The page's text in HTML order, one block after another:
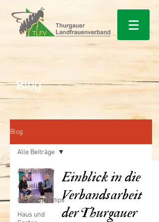
Blog
Blog
Alle Beiträge
Aktuelles
Gesundheitstips
Haus und
Alle Beiträge
Einblick in die
Verbandsarbeit
der Thurgauer